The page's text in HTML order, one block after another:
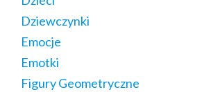
Dziewczynki
Emocje
Emotki
Figury Geometryczne